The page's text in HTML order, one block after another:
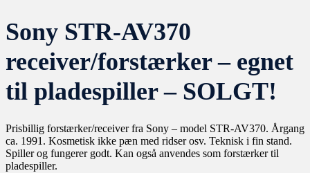
Sony STR-AV370
receiver/forstærker – egnet
til pladespiller – SOLGT!
Prisbillig forstærker/receiver fra Sony – model STR-AV370. Årgang
ca. 1991. Kosmetisk ikke pæn med ridser osv. Teknisk i fin stand.
Spiller og fungerer godt. Kan også anvendes som forstærker til
pladespiller.